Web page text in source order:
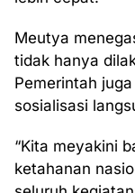
Meutya
tidak hanya
Pemerintah
sosialisasi
“Kita meyakini
ketahanan